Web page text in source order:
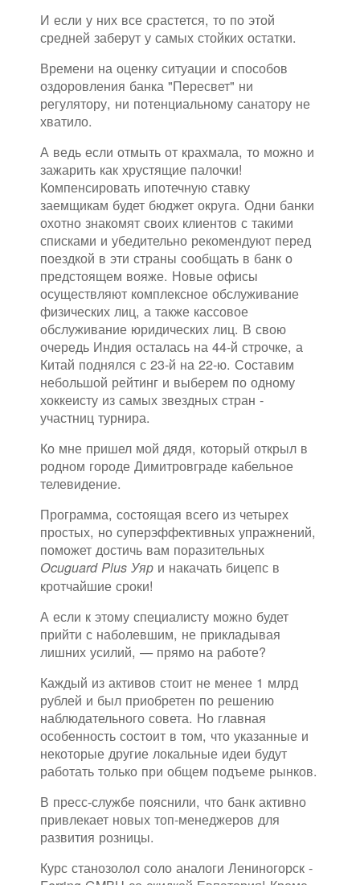
И если у них все срастется, то по этой
средней заберут у самых стойких остатки.
Времени на оценку ситуации и способов
оздоровления банка "Пересвет" ни
регулятору, ни потенциальному санатору не
хватило.
А ведь если отмыть от крахмала, то можно и
зажарить как хрустящие палочки!
Компенсировать ипотечную ставку
заемщикам будет бюджет округа. Одни банки
охотно знакомят своих клиентов с такими
списками и убедительно рекомендуют перед
поездкой в эти страны сообщать в банк о
предстоящем вояже. Новые офисы
осуществляют комплексное обслуживание
физических лиц, а также кассовое
обслуживание юридических лиц. В свою
очередь Индия осталась на 44-й строчке, а
Китай поднялся с 23-й на 22-ю. Составим
небольшой рейтинг и выберем по одному
хоккеисту из самых звездных стран -
участниц турнира.
Ко мне пришел мой дядя, который открыл в
родном городе Димитровграде кабельное
телевидение.
Программа, состоящая всего из четырех
простых, но суперэффективных упражнений,
поможет достичь вам поразительных
Ocuguard Plus Уяр и накачать бицепс в
кротчайшие сроки!
А если к этому специалисту можно будет
прийти с наболевшим, не прикладывая
лишних усилий, — прямо на работе?
Каждый из активов стоит не менее 1 млрд
рублей и был приобретен по решению
наблюдательного совета. Но главная
особенность состоит в том, что указанные и
некоторые другие локальные идеи будут
работать только при общем подъеме рынков.
В пресс-службе пояснили, что банк активно
привлекает новых топ-менеджеров для
развития розницы.
Курс станозолол соло аналоги Лениногорск -